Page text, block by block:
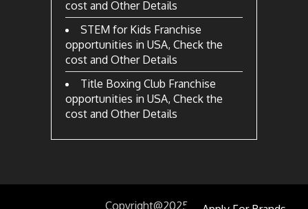
cost and Other Details
STEM for Kids Franchise
opportunities in USA, Check the
cost and Other Details
Title Boxing Club Franchise
opportunities in USA, Check the
cost and Other Details
Copyright@2025